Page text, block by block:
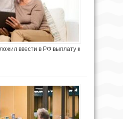
ввести в РФ выплату к